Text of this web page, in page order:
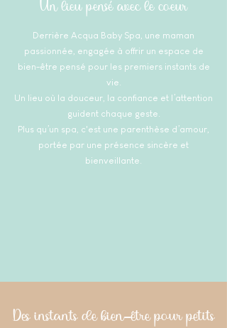
Un lieu pensé aveclecoeur
Derrière Acqua Baby Spa, une maman
passionnée, engagée à offrir un espace de
bien-être pensé pour les premiers instants de
vie.
Un lieu où la douceur, la confiance et l’attention
guident chaque geste.
Plus qu’un spa, c'est une parenthèse d’amour,
portée par une présence sincère et
bienveillante.
Des instants de bien-être pour petits